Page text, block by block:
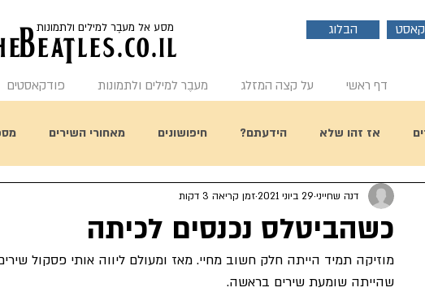
הבלוג BeaTles.co.il
מסע אל מעבֶר למילים ולתמונות
דף ראשי על קצה המזלג מעבֶר למילים ולתמונות פודקאסטים
אז זהו שלא הידעתם? חיפושונים מאחורי השירים
אורח ראיון עם ביל הארי תחשבו על זה
80 לפול מקרטני
כשהביטלס נכנסים לכיתה
דנה שחייני 29 ביוני 2021 זמן קריאה 3 דקות
מוזיקה תמיד הייתה חלק חשוב מחיי. מאז ומעולם ליווה אותי פסקול
שהייתה שומעת שירים בראשה.